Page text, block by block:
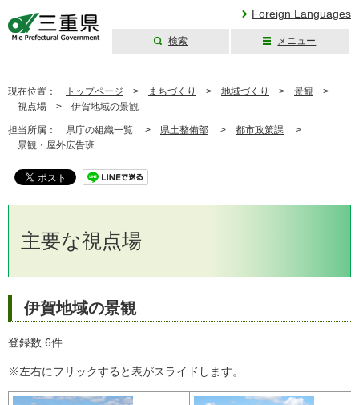
Foreign Languages
検索 メニュー
現在位置： トップページ > まちづくり > 地域づくり > 景観 >
視点場 > 伊賀地域の景観
担当所属： 県庁の組織一覧 > 県土整備部 > 都市政策課 >
景観・屋外広告班
主要な視点場
伊賀地域の景観
登録数 6件
※左右にフリックすると表がスライドします。